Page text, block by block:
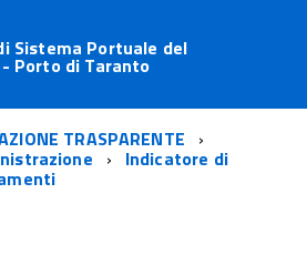
Sistema Portuale del
Porto di Taranto
TRASPARENTE
Indicatore di